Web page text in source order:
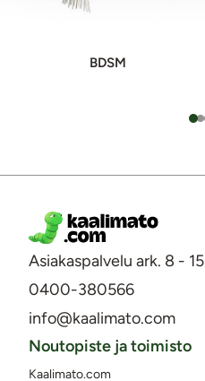
BDSM
Asiakaspalvelu ark. 8 - 15
0400-380566
info@kaalimato.com
Noutopiste ja toimisto
Kaalimato.com